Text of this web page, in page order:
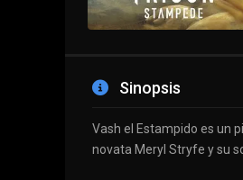
Sinopsis
Vash el Estampido es un
novata Meryl Stryfe y su